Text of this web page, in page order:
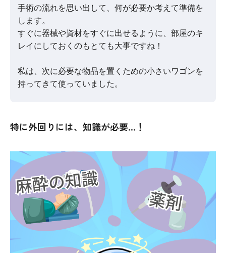
手術の流れを思い出して、何が必要か考えて準備を
します。
すぐに器械や資材をすぐに出せるように、部屋のキ
レイにしておくのもとても大事ですね！
私は、次に必要な物品を置くための小さいワゴンを
持ってきて使っていました。
特に外回りには、知識が必要…！